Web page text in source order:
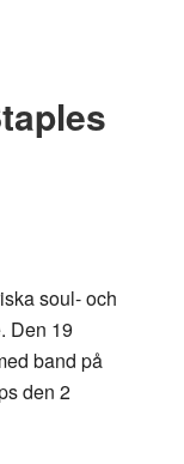
soul- och
Den 19
band på
den 2